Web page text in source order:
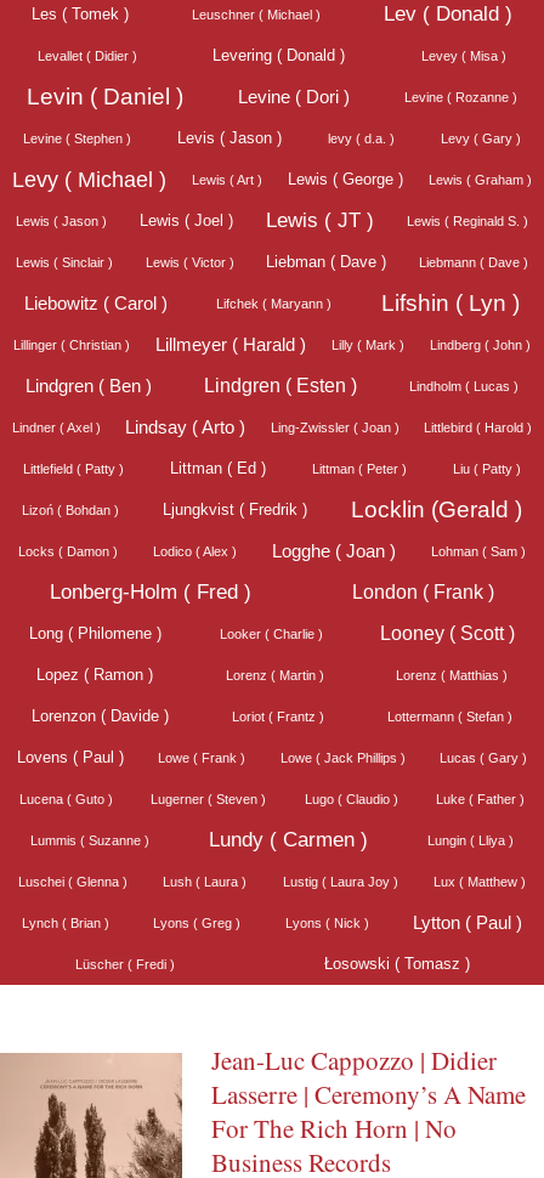
Les ( Tomek ) Leuschner ( Michael ) Lev ( Donald )
Levallet ( Didier ) Levering ( Donald ) Levey ( Misa )
Levin ( Daniel ) Levine ( Dori ) Levine ( Rozanne )
Levine ( Stephen ) Levis ( Jason ) levy ( d.a. ) Levy ( Gary )
Levy ( Michael ) Lewis ( Art ) Lewis ( George ) Lewis ( Graham )
Lewis ( Jason ) Lewis ( Joel ) Lewis ( JT ) Lewis ( Reginald S. )
Lewis ( Sinclair ) Lewis ( Victor ) Liebman ( Dave ) Liebmann ( Dave )
Liebowitz ( Carol ) Lifchek ( Maryann ) Lifshin ( Lyn )
Lillinger ( Christian ) Lillmeyer ( Harald ) Lilly ( Mark ) Lindberg ( John )
Lindgren ( Ben ) Lindgren ( Esten ) Lindholm ( Lucas )
Lindner ( Axel ) Lindsay ( Arto ) Ling-Zwissler ( Joan ) Littlebird ( Harold )
Littlefield ( Patty ) Littman ( Ed ) Littman ( Peter ) Liu ( Patty )
Lizoń ( Bohdan ) Ljungkvist ( Fredrik ) Locklin (Gerald )
Locks ( Damon ) Lodico ( Alex ) Logghe ( Joan ) Lohman ( Sam )
Lonberg-Holm ( Fred ) London ( Frank )
Long ( Philomene ) Looker ( Charlie ) Looney ( Scott )
Lopez ( Ramon ) Lorenz ( Martin ) Lorenz ( Matthias )
Lorenzon ( Davide ) Loriot ( Frantz ) Lottermann ( Stefan )
Lovens ( Paul ) Lowe ( Frank ) Lowe ( Jack Phillips ) Lucas ( Gary )
Lucena ( Guto ) Lugerner ( Steven ) Lugo ( Claudio ) Luke ( Father )
Lummis ( Suzanne ) Lundy ( Carmen ) Lungin ( Lliya )
Luschei ( Glenna ) Lush ( Laura ) Lustig ( Laura Joy ) Lux ( Matthew )
Lynch ( Brian ) Lyons ( Greg ) Lyons ( Nick ) Lytton ( Paul )
Lüscher ( Fredi ) Łosowski ( Tomasz )
Jean-Luc Cappozzo | Didier
Lasserre | Ceremony’s A Name
For The Rich Horn | No
Business Records